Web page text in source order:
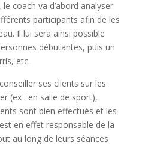
coach va d’abord analyser
participants afin de les
Il lui sera ainsi possible
débutantes, puis un
etc.
ses clients sur les
(ex : en salle de sport),
sont bien effectués et les
en effet responsable de la
au long de leurs séances